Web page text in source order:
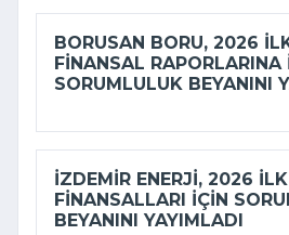
BORUSAN BORU, 2026
FINANSAL RAPORLARINA
SORUMLULUK BEYANINI
İZDEMİR ENERJI, 2026 ILK
FINANSALLARI IÇIN
BEYANINI YAYIMLADI